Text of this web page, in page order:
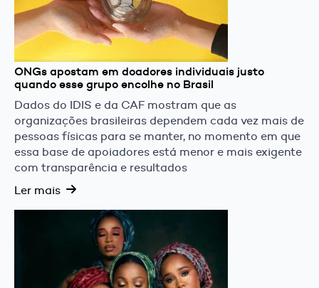
ONGs apostam em doadores individuais justo
quando esse grupo encolhe no Brasil
Dados do IDIS e da CAF mostram que as
organizações brasileiras dependem cada vez mais de
pessoas físicas para se manter, no momento em que
essa base de apoiadores está menor e mais exigente
com transparência e resultados
Ler mais